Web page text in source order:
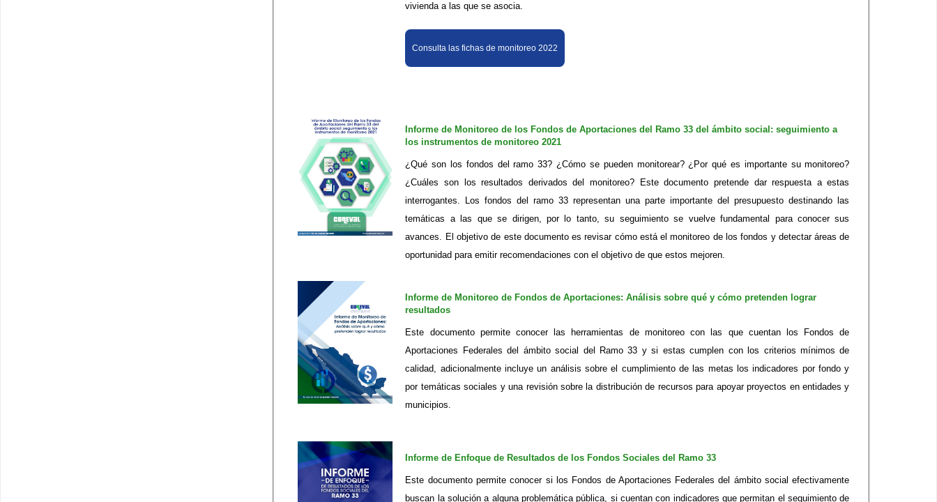
vivienda a las que se asocia.
Consulta las fichas de monitoreo 2022
​Informe de Monitoreo de los Fondos de Aportaciones del Ramo 33 del ámbito social: seguimiento a
los instrumentos de monitoreo 2021
¿Qué son los fondos del ramo 33? ¿Cómo se pueden monitorear? ¿Por qué es importante su monitoreo?
¿Cuáles son los resultados derivados del monitoreo? Este documento pretende dar respuesta a estas
interrogantes. Los fondos del ramo 33 representan una parte importante del presupuesto destinando las
temáticas a las que se dirigen, por lo tanto, su seguimiento se vuelve fundamental para conocer sus
avances. El objetivo de este documento es revisar cómo está el monitoreo de los fondos y detectar áreas de
oportunidad para emitir recomendaciones con el objetivo de que estos mejoren.
Informe de Monitoreo de Fondos de Aportaciones: Análisis sobre qué y cómo pretenden lograr
resultados
Este documento permite conocer las herramientas de monitoreo con las que cuentan los Fondos de
Aportaciones Federales del ámbito social del Ramo 33 y si estas cumplen con los criterios mínimos de
calidad, adicionalmente incluye un análisis sobre el cumplimiento de las metas los indicadores por fondo y
por temáticas sociales y una revisión sobre la distribución de recursos para apoyar proyectos en entidades y
municipios.
Informe de Enfoque de Resultados de los Fondos Sociales del Ramo 33
Este documento permite conocer si los Fondos de Aportaciones Federales del ámbito social efectivamente
buscan la solución a alguna problemática pública, si cuentan con indicadores que permitan el seguimiento de